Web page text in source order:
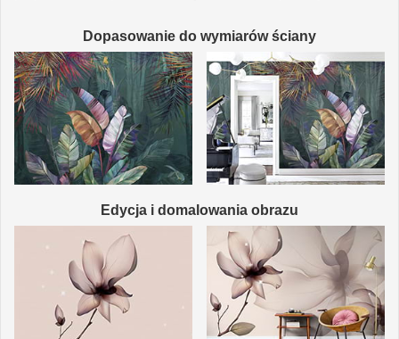
Dopasowanie do wymiarów ściany
Edycja i domalowania obrazu